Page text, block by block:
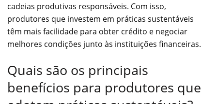
cadeias produtivas responsáveis. Com isso,
produtores que investem em práticas sustentáveis
têm mais facilidade para obter crédito e negociar
melhores condições junto às instituições financeiras.
Quais são os principais
benefícios para produtores que